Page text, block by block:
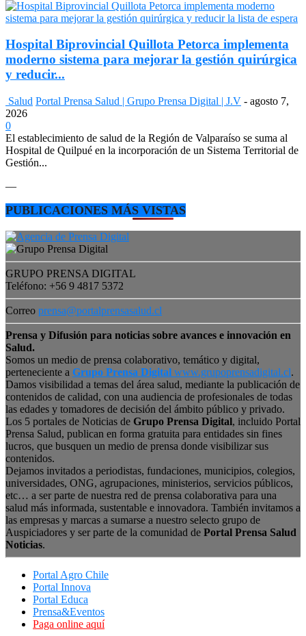
Hospital Biprovincial Quillota Petorca implementa
moderno sistema para mejorar la gestión quirúrgica
y reducir...
Salud Portal Prensa Salud | Grupo Prensa Digital | J.V - agosto 7,
2026
0
El establecimiento de salud de la Región de Valparaíso se suma al
Hospital de Quilpué en la incorporación de un Sistema Territorial de
Gestión...
—
PUBLICACIONES MÁS VISTAS
GRUPO PRENSA DIGITAL
Teléfono: +56 9 4817 5372
Correo prensa@portalprensasalud.cl
Prensa y Difusión para noticias sobre avances e innovación en
Salud.
Somos un medio de prensa colaborativo, temático y digital,
perteneciente a Grupo Prensa Digital www.grupoprensadigital.cl.
Damos visibilidad a temas del área salud, mediante la publicación de
contenidos de calidad, con una audiencia de profesionales de todas
las edades y tomadores de decisión del ámbito público y privado.
Los 5 portales de Noticias de Grupo Prensa Digital, incluido Portal
Prensa Salud, publican en forma gratuita para entidades sin fines
lucros, que busquen un medio de prensa donde visibilizar sus
contenidos.
Dejamos invitados a periodistas, fundaciones, municipios, colegios,
universidades, ONG, agrupaciones, ministerios, servicios públicos,
etc… a ser parte de nuestra red de prensa colaborativa para una
salud más informada, sustentable e innovadora. También invitamos a
las empresas y marcas a sumarse a nuestro selecto grupo de
Auspiciadores y ser parte de la comunidad de Portal Prensa Salud
Noticias.
Portal Agro Chile
Portal Innova
Portal Educa
Prensa&Eventos
Paga online aquí